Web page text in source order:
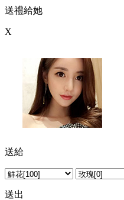
送禮給她
X
送給
送出